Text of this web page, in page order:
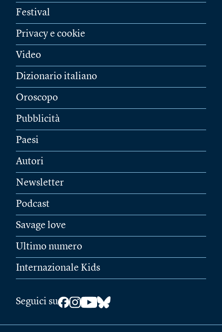
Festival
Privacy e cookie
Video
Dizionario italiano
Oroscopo
Pubblicità
Paesi
Autori
Newsletter
Podcast
Savage love
Ultimo numero
Internazionale Kids
Seguici su